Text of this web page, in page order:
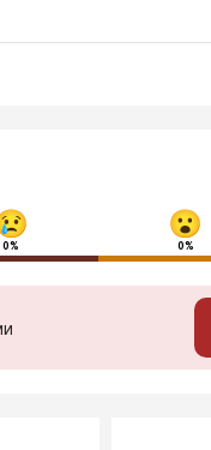
0% 0%